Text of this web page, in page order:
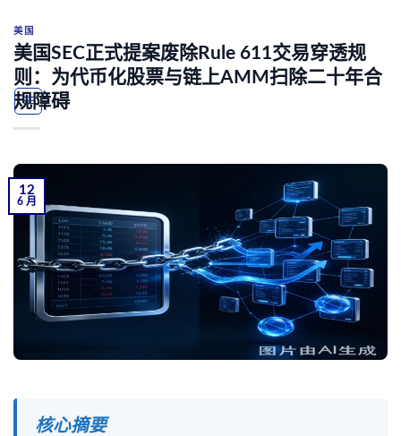
content
美国
美国SEC正式提案废除Rule 611交易穿透规
则：为代币化股票与链上AMM扫除二十年合
规障碍
12
6 月
核心摘要